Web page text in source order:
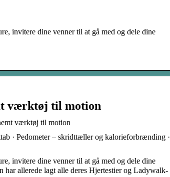
invitere dine venner til at gå med og dele dine
værktøj til motion
værktøj til motion
· Pedometer – skridttæller og kalorieforbrænding ·
invitere dine venner til at gå med og dele dine
har allerede lagt alle deres Hjertestier og Ladywalk-